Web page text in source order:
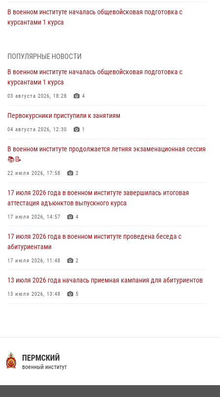
В военном институте началась общевойсковая подготовка с
курсантами 1 курса
1 августа 2026 года Саратовское военное училище РХБЗ отметило
01 августа 2026, 12:12
В военном институте оглашены итоги абитуриентских сборов 2026
приведения военнослужащих к Военной присяге
ПОПУЛЯРНЫЕ НОВОСТИ
В военном институте началась общевойсковая подготовка с
курсантами 1 курса
03 августа 2026, 18:28 4
Первокурсники приступили к занятиям
04 августа 2026, 12:30 1
В военном институте продолжается летняя экзаменационная сессия
📚📝
22 июля 2026, 17:58 2
17 июля 2026 года в военном институте завершилась итоговая
аттестация адъюнктов выпускного курса
17 июля 2026, 14:57 4
17 июля 2026 года в военном институте проведена беседа с
абитуриентами
17 июля 2026, 11:48 2
13 июля 2026 года началась приемная кампания для абитуриентов
13 июля 2026, 13:48 5
29 июля 2026, 06:45 2
16 июля 2026 года между военным институтом и ООО «ЭЛРЕМ»
заключено соглашение о научно-техническом сотрудничестве
ПЕРМСКИЙ
военный институт